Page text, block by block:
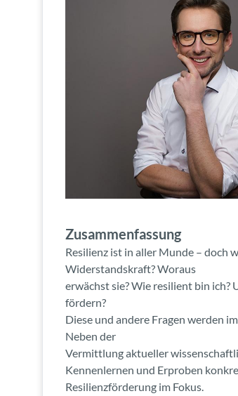
Zusammenfassung
Resilienz ist in aller Munde – doch
Widerstandskraft? Woraus
erwächst sie? Wie resilient bin ich?
fördern?
Diese und andere Fragen werden
Neben der
Vermittlung aktueller
Kennenlernen und Erproben
Resilienzförderung im Fokus.